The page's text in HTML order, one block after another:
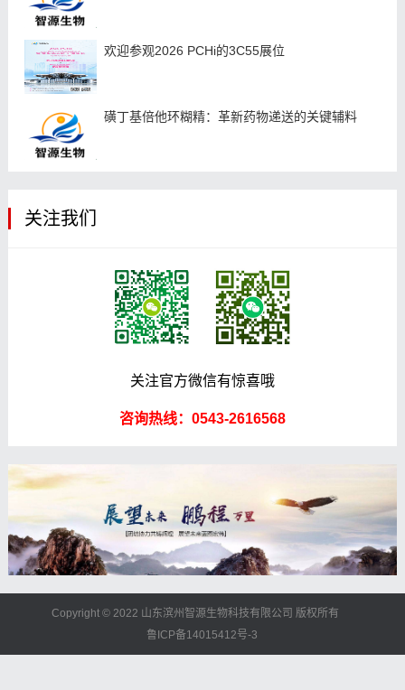
欢迎参观2026 PCHi的3C55展位
磺丁基倍他环糊精：革新药物递送的关键辅料
关注我们
关注官方微信有惊喜哦
咨询热线：0543-2616568
Copyright © 2022 山东滨州智源生物科技有限公司 版权所有
鲁ICP备14015412号-3